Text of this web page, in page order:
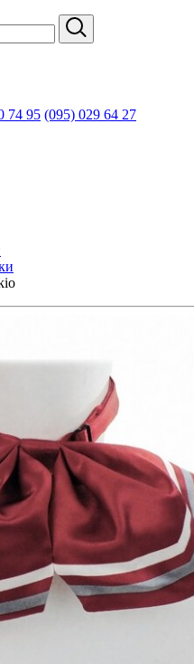
74 95 (095) 029 64 27